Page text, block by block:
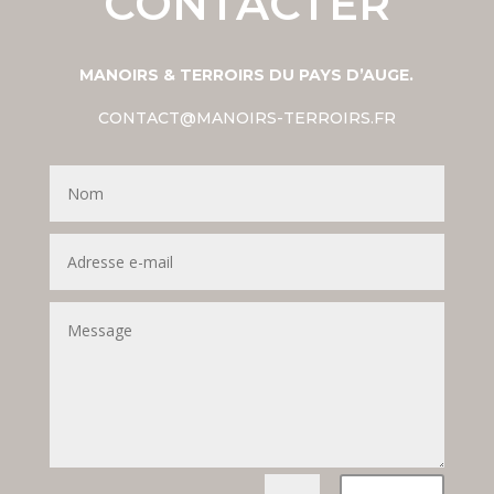
MANOIRS & TERROIRS DU PAYS D’AUGE.
CONTACT@MANOIRS-TERROIRS.FR